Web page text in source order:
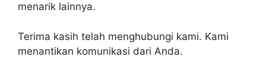
menarik lainnya.
Terima kasih telah menghubungi kami. Kami
menantikan komunikasi dari Anda.